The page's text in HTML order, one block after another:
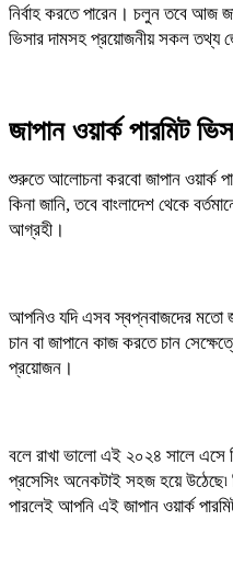
নির্বাহ করতে পারেন। চলুন তবে আজ
ভিসার দামসহ প্রয়োজনীয় সকল তথ্য
জাপান ওয়ার্ক পারমিট
শুরুতে আলোচনা করবো জাপান ওয়ার্ক
কিনা জানি, তবে বাংলাদেশ থেকে
আগ্রহী।
আপনিও যদি এসব স্বপ্নবাজদের মতো
চান বা জাপানে কাজ করতে চান
প্রয়োজন।
বলে রাখা ভালো এই ২০২৪ সালে এসে
প্রসেসিং অনেকটাই সহজ হয়ে
পারলেই আপনি এই জাপান ওয়ার্ক